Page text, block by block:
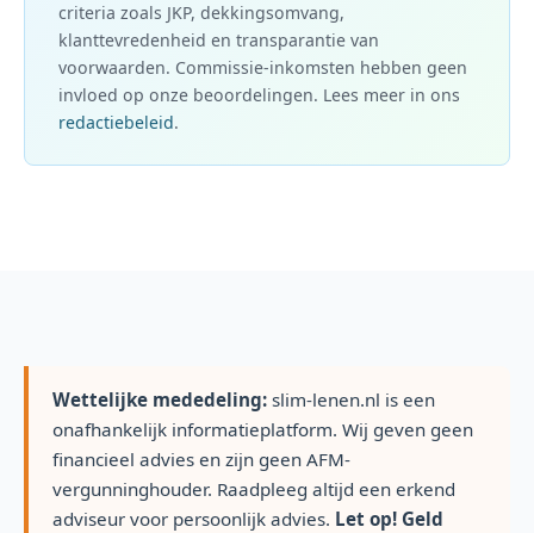
criteria zoals JKP, dekkingsomvang,
klanttevredenheid en transparantie van
voorwaarden. Commissie-inkomsten hebben geen
invloed op onze beoordelingen. Lees meer in ons
redactiebeleid.
Wettelijke mededeling: slim-lenen.nl is een
onafhankelijk informatieplatform. Wij geven geen
financieel advies en zijn geen AFM-
vergunninghouder. Raadpleeg altijd een erkend
adviseur voor persoonlijk advies. Let op! Geld